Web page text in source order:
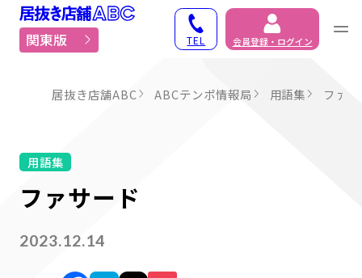
居抜き物件・貸店舗で
関東版 TEL 会員登録・ログイン
居抜き店舗ABC ABCテンポ情報局 用語集 ファ
用語集
ファサード
2023.12.14